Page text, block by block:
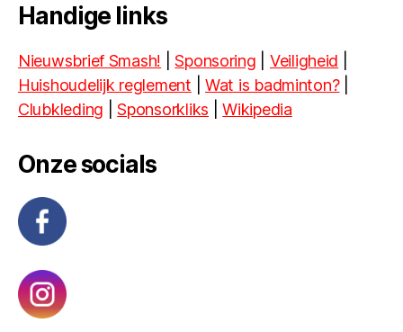
Handige links
Nieuwsbrief Smash! |Sponsoring Veiligheid
Huishoudelijk reglement
Wat is badminton?|
Clubkleding |Sponsorkliks |Wikipedia
Onze socials